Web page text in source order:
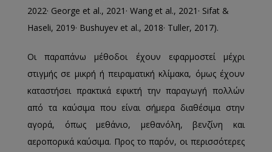
2022· George et al., 2021· Wang et al., 2021· Sifat &
Haseli, 2019· Bushuyev et al., 2018· Tuller, 2017).
Οι παραπάνω μέθοδοι έχουν εφαρμοστεί μέχρι
στιγμής σε μικρή ή πειραματική κλίμακα, όμως έχουν
καταστήσει πρακτικά εφικτή την παραγωγή πολλών
από τα καύσιμα που είναι σήμερα διαθέσιμα στην
αγορά, όπως μεθάνιο, μεθανόλη, βενζίνη και
αεροπορικά καύσιμα. Προς το παρόν, οι περισσότερες